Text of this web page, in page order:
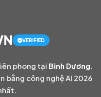
VERIFIED
phong tại Bình Dương.
bằng công nghệ AI 2026